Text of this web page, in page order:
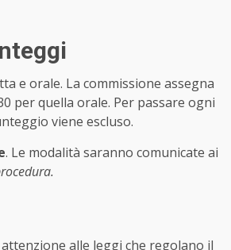
e orale. La commissione assegna
per quella orale. Per passare ogni
viene escluso.
. Le modalità saranno comunicate ai
alle leggi che regolano il